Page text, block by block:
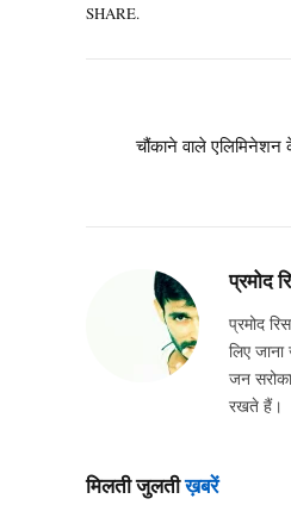
SHARE.
चौंकाने वाले एलिमिनेशन
प्रमोद
प्रमोद
लिए
जन
रखते हैं।
मिलती जुलतीख़बरें